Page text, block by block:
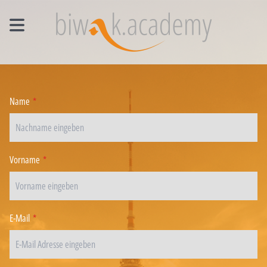
UNTERNEHMENS- UND VERTRIEBSFACHWIRT®
Name *
Vorname *
E-Mail *